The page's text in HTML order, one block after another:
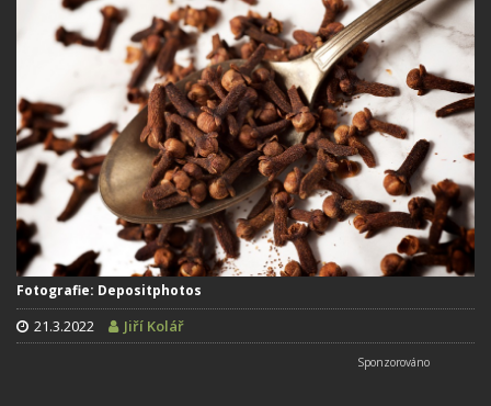
Fotografie: Depositphotos
21.3.2022 Jiří Kolář